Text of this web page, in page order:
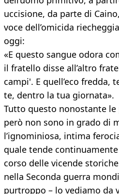
uccisione, da parte di
voce dell’omicida
oggi:
«E questo sangue odora
il fratello disse all’altro
campi'. E quell’eco fredda,
te, dentro la tua giornata».
Tutto questo nonostante le
però non sono in grado di
l’ignominiosa, intima
quale tende
corso delle vicende
nella Seconda guerra
purtroppo – lo vediamo da